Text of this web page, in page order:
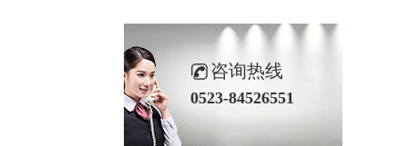
咨询热线
0523-84526551